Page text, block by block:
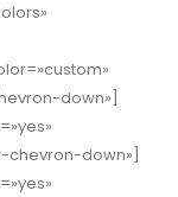
down»]
chevron-down»]